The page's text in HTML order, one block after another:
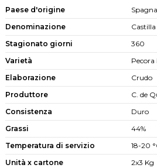
Paese d'origine
Spagna
Denominazione
Stagionato giorni
360
Varietà
Pecora
Elaborazione
Crudo
Produttore
C. de
Consistenza
Duro
Grassi
44%
Temperatura di servizio
18-20
Unità x cartone
2x3 Kg